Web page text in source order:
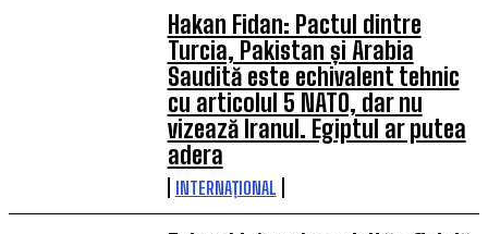
Hakan Fidan: Pactul dintre
Turcia, Pakistan și Arabia
Saudită este echivalent tehnic
cu articolul 5 NATO, dar nu
vizează Iranul. Egiptul ar putea
adera
INTERNAȚIONAL